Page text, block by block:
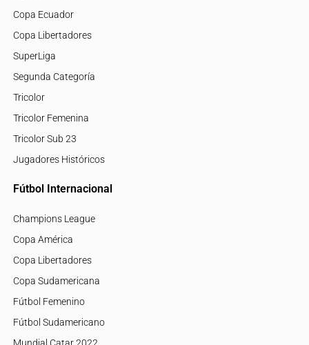
Copa Ecuador
Copa Libertadores
SuperLiga
Segunda Categoría
Tricolor
Tricolor Femenina
Tricolor Sub 23
Jugadores Históricos
Fútbol Internacional
Champions League
Copa América
Copa Libertadores
Copa Sudamericana
Fútbol Femenino
Fútbol Sudamericano
Mundial Catar 2022